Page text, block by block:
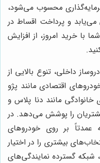
محسوب می‌شود،
می‌یابد و پرداخت اقساط در
با خرید امروز، از افزایش
داخلی، تنوع بالایی از
اقتصادی مانند پژو
خانوادگی مانند دنا پلاس و
مشتریان را پوشش می‌دهد. در
عمدتاً بر روی خودروهای
بیشتری را در اختیار
شبکه گسترده نمایندگی‌های